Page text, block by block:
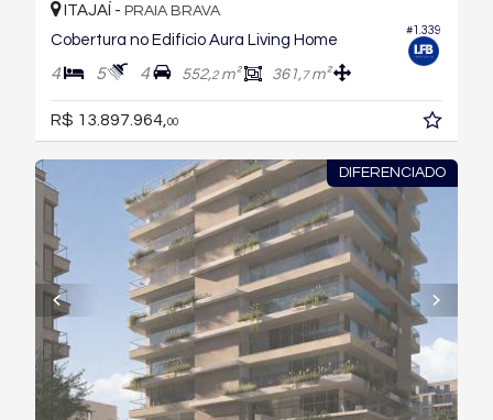
#1.339
ITAJAÍ - PRAIA BRAVA
Cobertura no Edifício Aura Living Home
4 5 4 552,2m² 361,7m²
R$ 13.897.964, 00
DIFERENCIADO